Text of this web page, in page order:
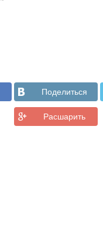
Поделиться
Расшарить